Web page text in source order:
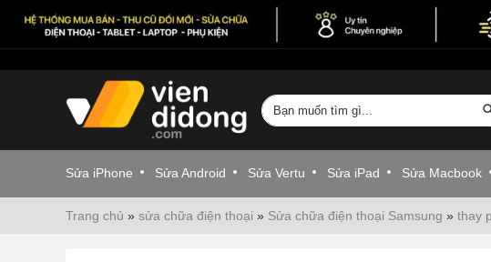
Sửa iPhone Sửa Android Sửa Vertu Sửa iPad Sửa Macbook
Trang chủ » sửa chữa điện thoại » Sửa chữa điện thoại Samsung » thay